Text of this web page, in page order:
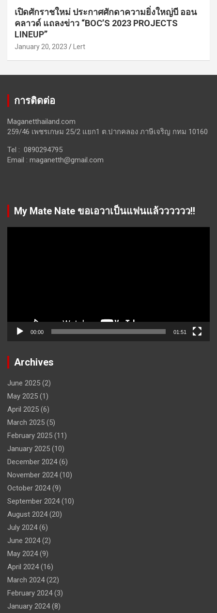
เปิดศักราชใหม่ ประกาศศักดาความยิ่งใหญ่บี ออน
คลาวด์ แถลงข่าว “BOC’S 2023 PROJECTS
LINEUP”
January 20, 2023 Lert
การติดต่อ
Maganetthailand.com
259/46 เพชรเกษม 25/2 แยก1 ต.ปากคลอง ภาษีเจริญ กทม 10160
Tel : 0890294795
Email : maganetth@gmail.com
My Mate Nate ขอเอวาเป็นแฟนแล้วววววว!!
00:00 01:51
Archives
June 2025 (2)
May 2025 (1)
April 2025 (6)
March 2025 (5)
February 2025 (11)
January 2025 (10)
December 2024(6)
November 2024(10)
October 2024(9)
September 2024(10)
August 2024(20)
July 2024(6)
June 2024(2)
May 2024(9)
April 2024(16)
March 2024(22)
February 2024(3)
January 2024(8)